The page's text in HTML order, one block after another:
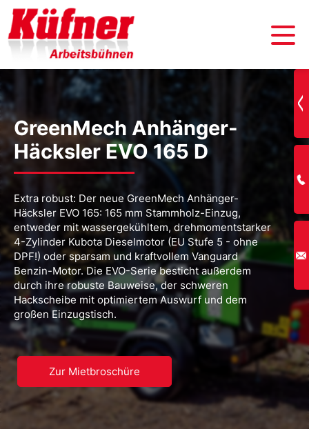
GreenMech Anhänger-
Häcksler EVO 165 D
Extra robust: Der neue GreenMech Anhänger-
Häcksler EVO 165: 165 mm Stammholz-Einzug,
entweder mit wassergekühltem, drehmomentstarker
4-Zylinder Kubota Dieselmotor (EU Stufe 5 - ohne
DPF!) oder sparsam und kraftvollem Vanguard
Benzin-Motor. Die EVO-Serie besticht außerdem
durch ihre robuste Bauweise, der schweren
Hackscheibe mit optimiertem Auswurf und dem
großen Einzugstisch.
Zur Mietbroschüre